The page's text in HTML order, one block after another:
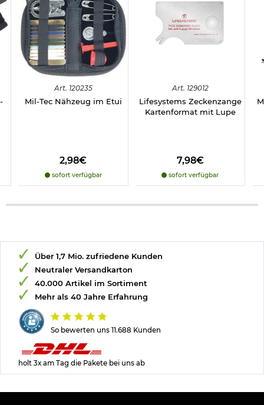
Art. 120235
Mil-Tec Nähzeug im Etui
2,98€
sofort verfügbar
Art. 129012
Lifesystems Zeckenzange
Kartenformat mit Lupe
7,98€
sofort verfügbar
So bewerten uns 11.688 Kunden
Über 1,7 Mio. zufriedene Kunden
Neutraler Versandkarton
40.000 Artikel im Sortiment
Mehr als 40 Jahre Erfahrung
holt 3x am Tag die Pakete bei uns ab